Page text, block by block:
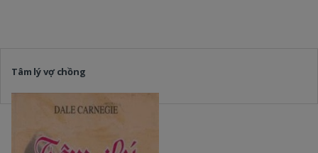
Tâm lý vợ chồng